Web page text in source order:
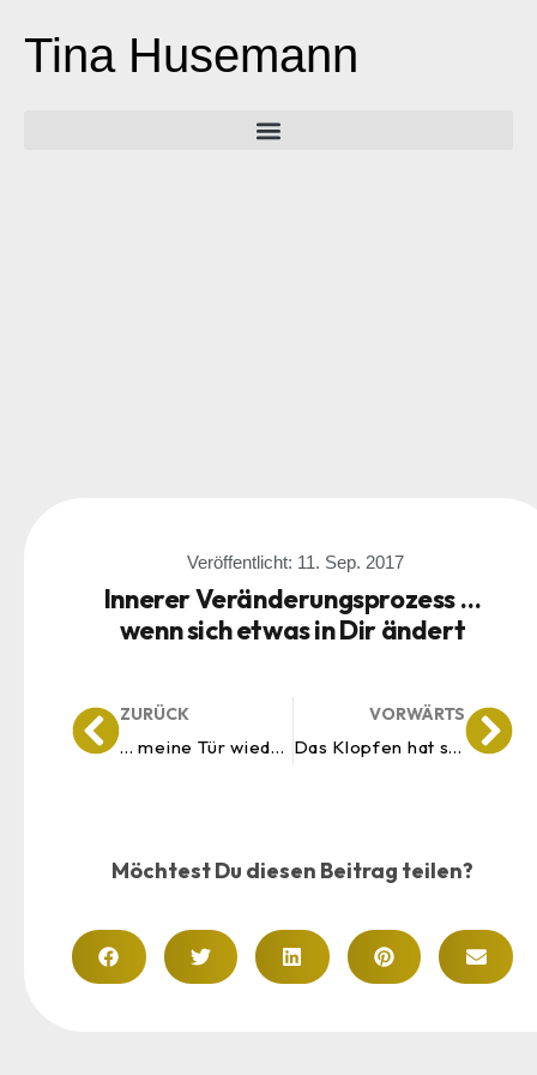
Tina Husemann
Veröffentlicht: 11. Sep. 2017
Innerer Veränderungsprozess …
wenn sich etwas in Dir ändert
ZURÜCK
… meine Tür wieder geöffnet
VORWÄRTS
Das Klopfen hat sich gelohnt
Möchtest Du diesen Beitrag teilen?